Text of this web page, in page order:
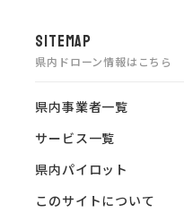
SITEMAP
県内ドローン情報はこちら
県内事業者一覧
サービス一覧
県内パイロット
このサイトについて